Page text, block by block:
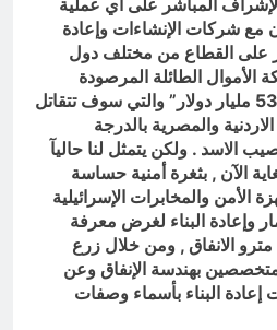
المباشر على أي عملية
مع شركات الإنشاءات وإعادة
على القطاع من مختلف دول
الأموال الطائلة المرصودة
لإعادة البناء والمقدرة بـ “53 مليار دولار” والتي سوف تتقاتل
والمصرية بالدرجة
الاسد . ولكن يتمثل لنا حاليآ
الآن , بثغرة أمنية حساسة
الأمن والمخابرات الإسرائيلية
وإعادة البناء لغرض معرفة
مترو الانفاق , ومن خلال زرع
بهندسة الإنفاق وعن
البناء بأسماء وصفات